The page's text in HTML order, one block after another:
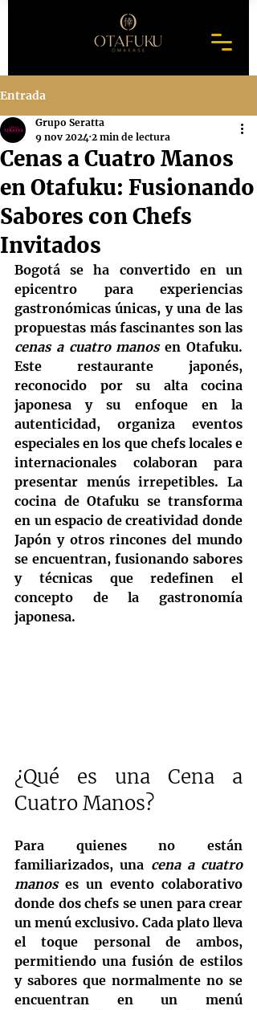
Entrada
Cenas a Cuatro Manos
en Otafuku: Fusionando
Sabores con Chefs
Invitados
Grupo Seratta
9 nov 2024 2 min de lectura
Bogotá se ha convertido en un
epicentro para experiencias
gastronómicas únicas, y una de las
cenas a cuatro manos en Otafuku.
Este restaurante japonés,
reconocido por su alta cocina
japonesa y su enfoque en la
autenticidad, organiza eventos
especiales en los que chefs locales e
internacionales colaboran para
presentar menús irrepetibles. La
cocina de Otafuku se transforma
en un espacio de creatividad donde
Japón y otros rincones del mundo
se encuentran, fusionando sabores
y técnicas que redefinen el
concepto de la gastronomía
japonesa.
¿Qué es una Cena a
Cuatro Manos?
Para quienes no están
familiarizados, una cena a cuatro
manos es un evento colaborativo
donde dos chefs se unen para crear
un menú exclusivo. Cada plato lleva
el toque personal de ambos,
permitiendo una fusión de estilos
y sabores que normalmente no se
encuentran en un menú